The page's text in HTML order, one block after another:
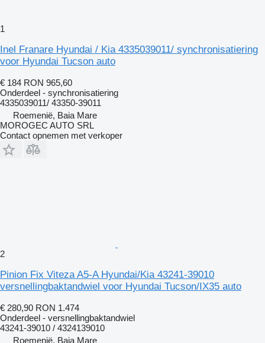
1
Inel Franare Hyundai / Kia 4335039011/ synchronisatiering
voor Hyundai Tucson auto
€ 184 RON 965,60
Onderdeel - synchronisatiering
4335039011/ 43350-39011
Roemenië, Baia Mare
MOROGEC AUTO SRL
Contact opnemen met verkoper
2
Pinion Fix Viteza A5-A Hyundai/Kia 43241-39010
versnellingbaktandwiel voor Hyundai Tucson/IX35 auto
€ 280,90 RON 1.474
Onderdeel - versnellingbaktandwiel
43241-39010 / 4324139010
Roemenië, Baia Mare